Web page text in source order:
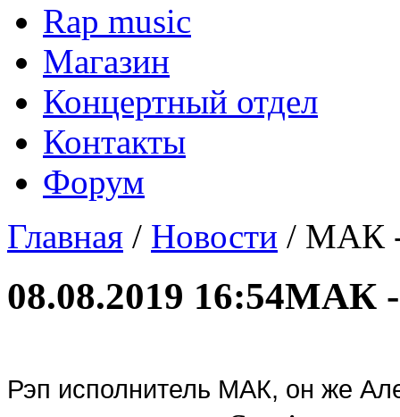
Rap music
Магазин
Концертный отдел
Контакты
Форум
Главная / Новости / МАК -
08.08.2019 16:54МАК -
Рэп исполнитель МАК, он же